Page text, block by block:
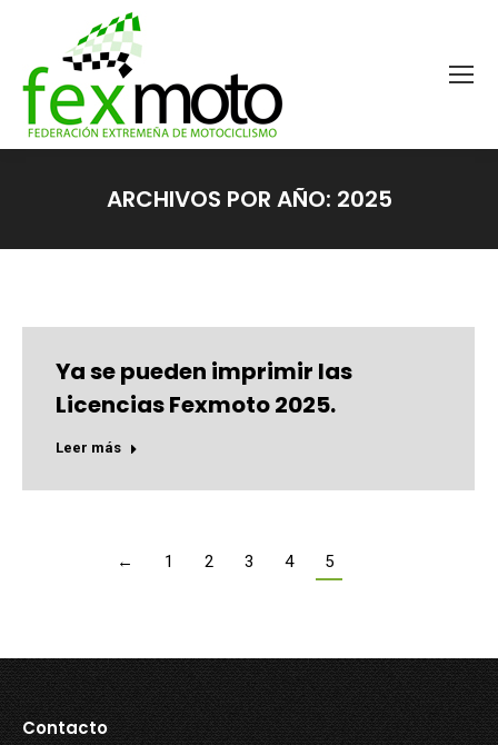
ARCHIVOS POR AÑO: 2025
Ya se pueden imprimir las
Licencias Fexmoto 2025.
Leer más
← 1 2 3 4 5
Contacto